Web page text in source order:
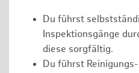
Du führst
Inspektionsgänge
diese sorgfältig.
Du führst